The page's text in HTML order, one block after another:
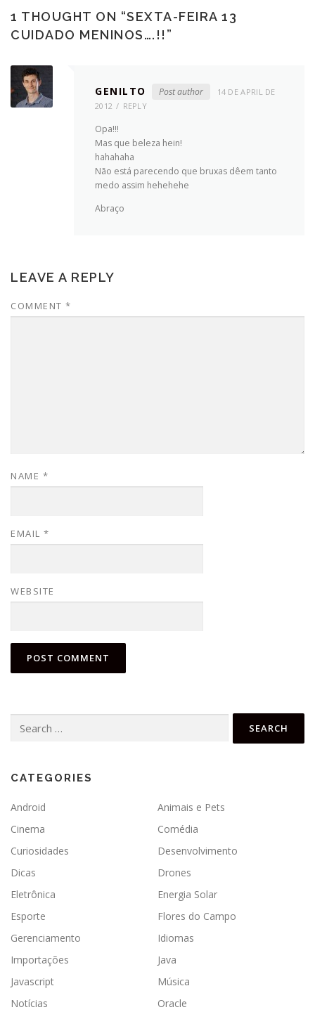
1 THOUGHT ON “SEXTA-FEIRA 13
CUIDADO MENINOS….!! ”
GENILTO Post author
14 DE APRIL DE
2012
REPLY
Opa!!!
Mas que beleza hein!
hahahaha
Não está parecendo que bruxas dêem tanto
medo assim hehehehe
Abraço
LEAVE A REPLY
COMMENT *
NAME *
EMAIL *
WEBSITE
for:
CATEGORIES
Android
Animais e Pets
Cinema
Comédia
Curiosidades
Desenvolvimento
Dicas
Drones
Eletrônica
Energia Solar
Esporte
Flores do Campo
Gerenciamento
Idiomas
Importações
Java
Javascript
Música
Notícias
Oracle